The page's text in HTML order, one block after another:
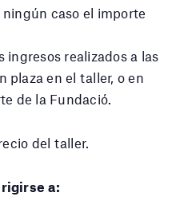
caso el importe
ingresos realizados a las
plaza en el taller, o en
de la Fundació.
del taller.
a: